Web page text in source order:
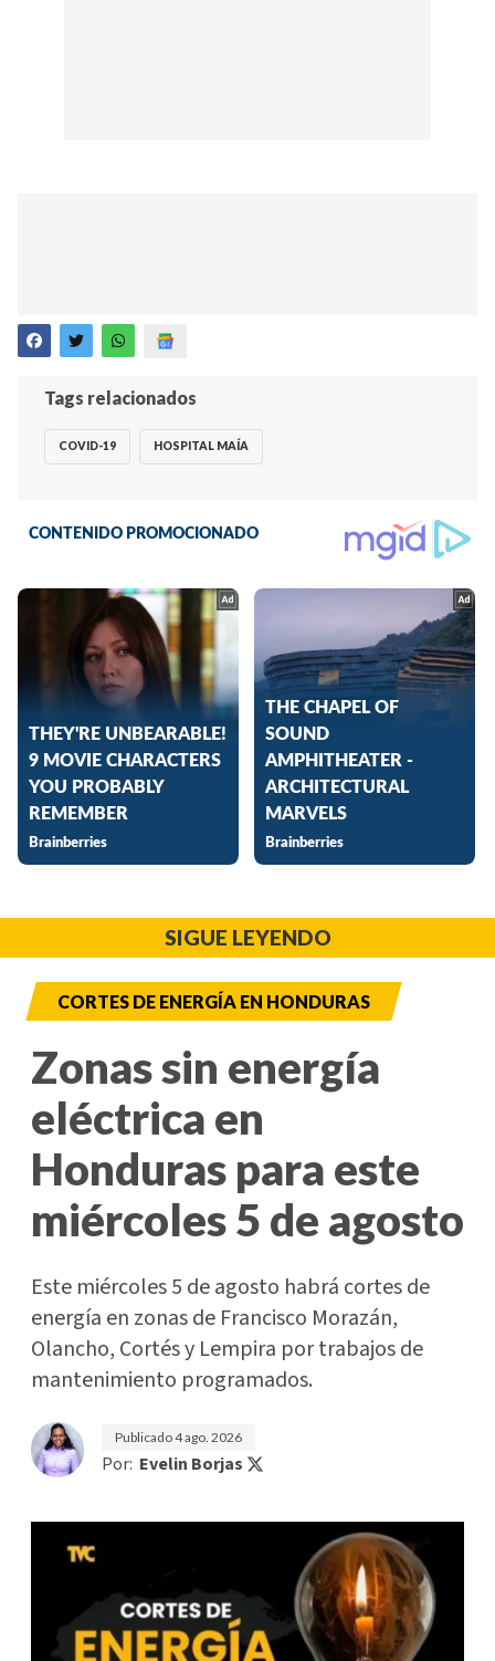
Tags relacionados
COVID-19 HOSPITAL MAÍA
SIGUE LEYENDO
CORTES DE ENERGÍA EN HONDURAS
Zonas sin energía
eléctrica en
Honduras para este
miércoles 5 de agosto
Este miércoles 5 de agosto habrá cortes de
energía en zonas de Francisco Morazán,
Olancho, Cortés y Lempira por trabajos de
mantenimiento programados.
Publicado4 ago. 2026
Por: Evelin Borjas